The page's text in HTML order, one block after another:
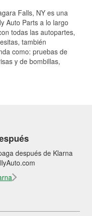
Falls, NY es una
Auto Parts a lo largo
todas las autopartes,
también
como: pruebas de
y de bombillas,
después de Klarna